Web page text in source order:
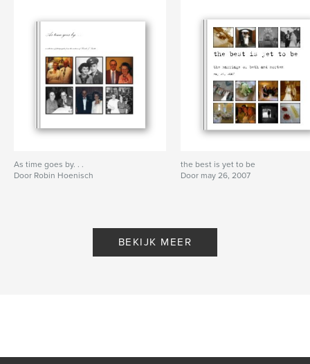
As time goes by. . .
Door Robin Hoenisch
the best is yet to be
Door may 26, 2007
BEKIJK MEER